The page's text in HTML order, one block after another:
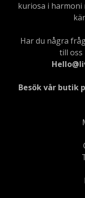
kuriosa i harmoni
Har du några
till oss
Besök vår butik